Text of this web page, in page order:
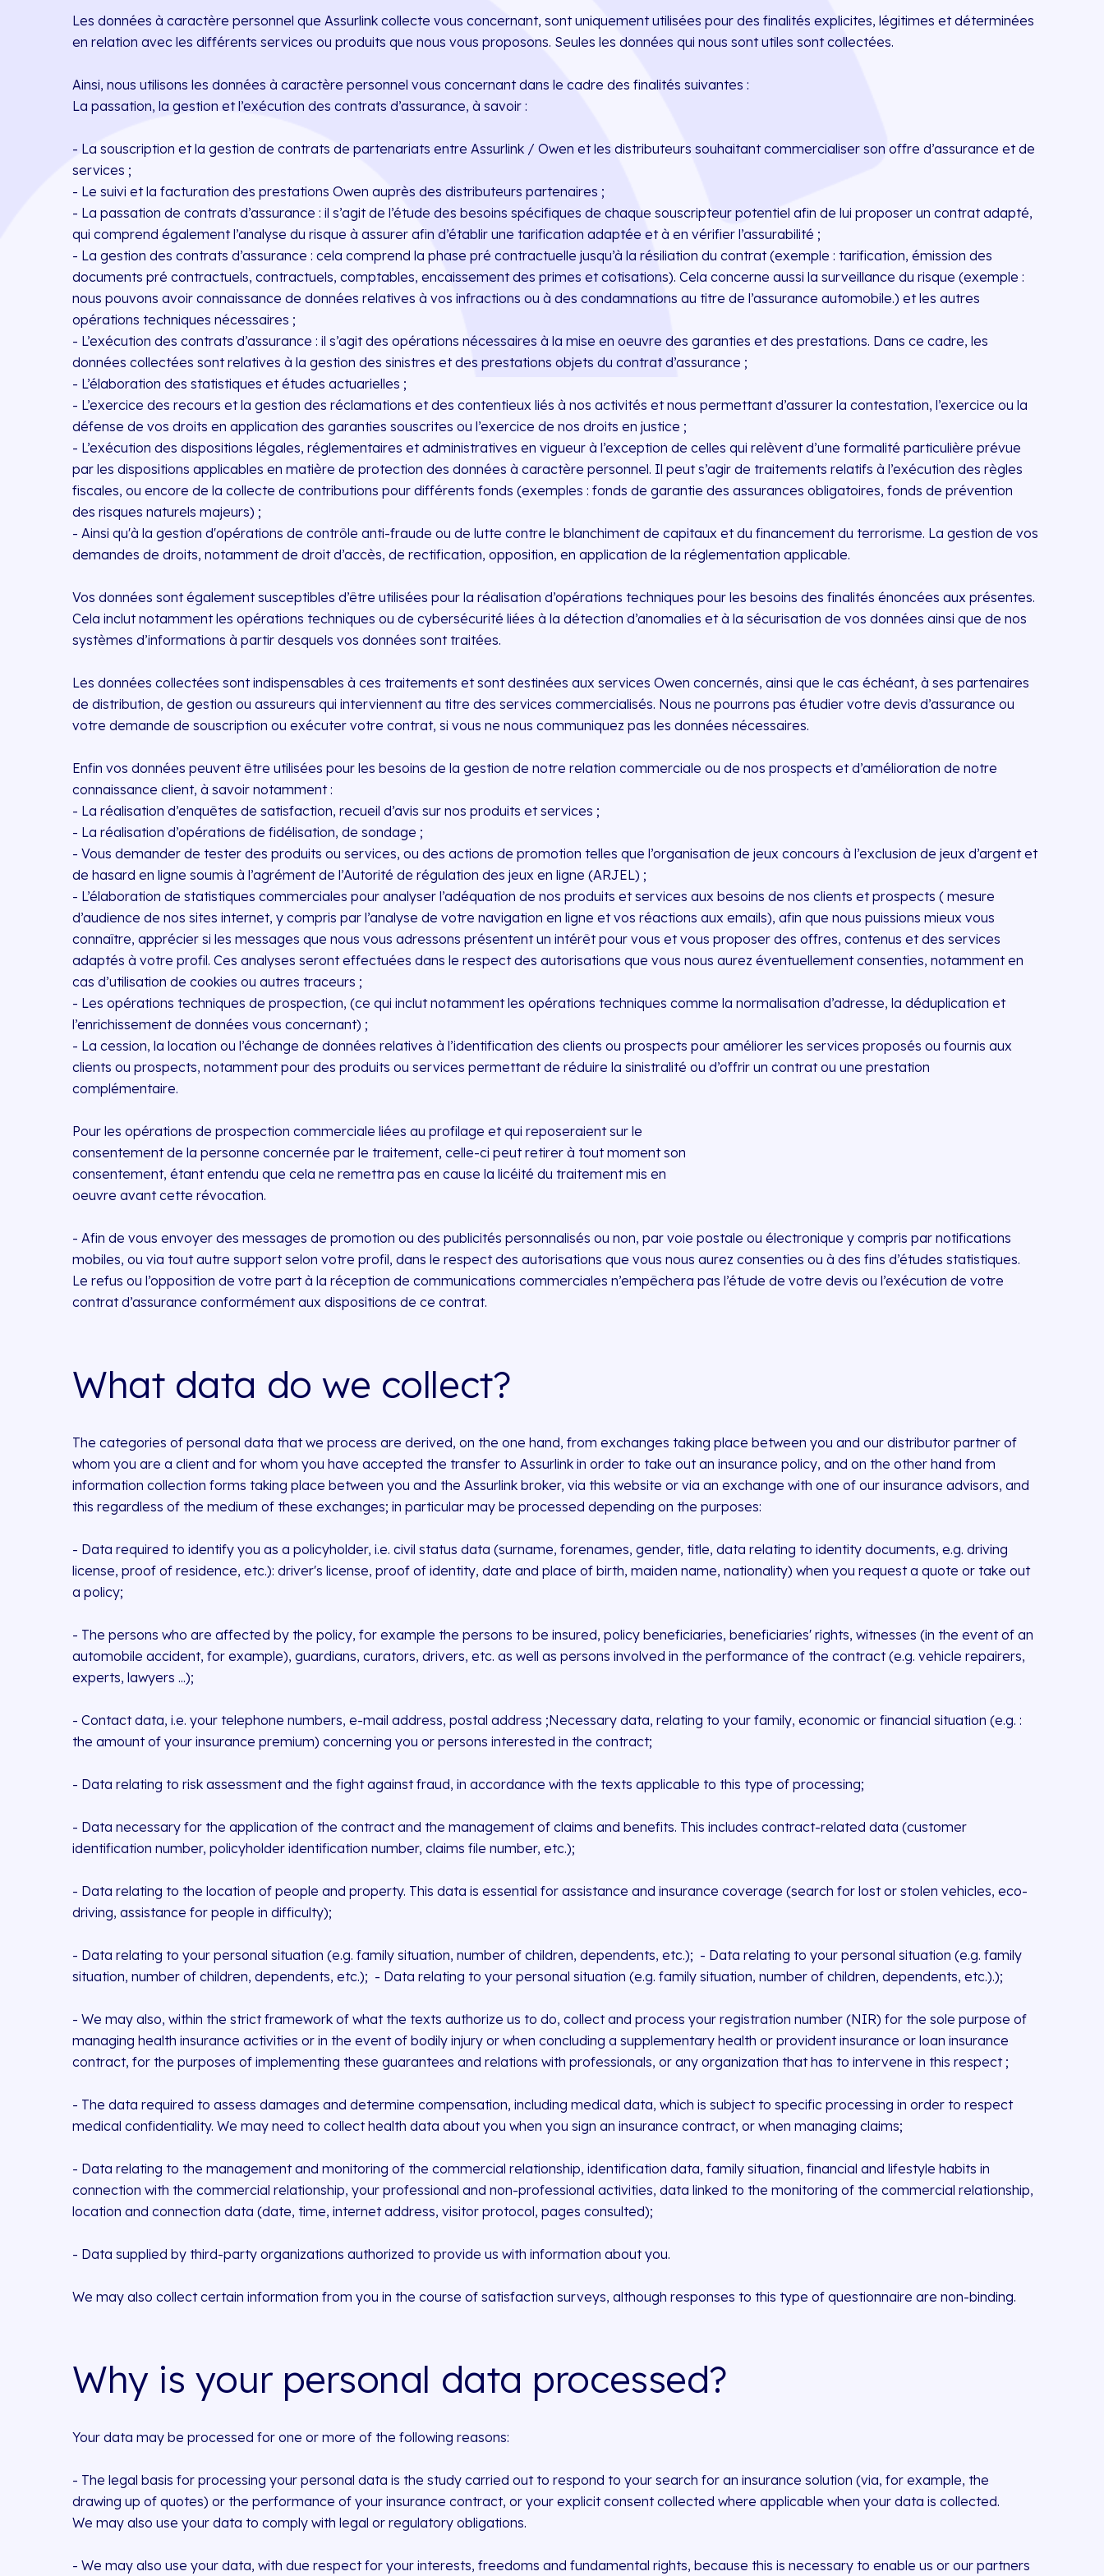
Les données à caractère personnel que Assurlink collecte vous concernant, sont uniquement utilisées pour des finalités explicites, légitimes et déterminées
en relation avec les différents services ou produits que nous vous proposons. Seules les données qui nous sont utiles sont collectées.
Ainsi, nous utilisons les données à caractère personnel vous concernant dans le cadre des finalités suivantes :
La passation, la gestion et l’exécution des contrats d’assurance, à savoir :
- La souscription et la gestion de contrats de partenariats entre Assurlink / Owen et les distributeurs souhaitant commercialiser son offre d’assurance et de
services ;
- Le suivi et la facturation des prestations Owen auprès des distributeurs partenaires ;
- La passation de contrats d’assurance : il s’agit de l’étude des besoins spécifiques de chaque souscripteur potentiel afin de lui proposer un contrat adapté,
qui comprend également l’analyse du risque à assurer afin d’établir une tarification adaptée et à en vérifier l’assurabilité ;
- La gestion des contrats d’assurance : cela comprend la phase pré contractuelle jusqu’à la résiliation du contrat (exemple : tarification, émission des
documents pré contractuels, contractuels, comptables, encaissement des primes et cotisations). Cela concerne aussi la surveillance du risque (exemple :
nous pouvons avoir connaissance de données relatives à vos infractions ou à des condamnations au titre de l’assurance automobile.) et les autres
opérations techniques nécessaires ;
- L’exécution des contrats d’assurance : il s’agit des opérations nécessaires à la mise en oeuvre des garanties et des prestations. Dans ce cadre, les
données collectées sont relatives à la gestion des sinistres et des prestations objets du contrat d’assurance ;
- L’élaboration des statistiques et études actuarielles ;
- L’exercice des recours et la gestion des réclamations et des contentieux liés à nos activités et nous permettant d’assurer la contestation, l’exercice ou la
défense de vos droits en application des garanties souscrites ou l’exercice de nos droits en justice ;
- L’exécution des dispositions légales, réglementaires et administratives en vigueur à l’exception de celles qui relèvent d’une formalité particulière prévue
par les dispositions applicables en matière de protection des données à caractère personnel. Il peut s’agir de traitements relatifs à l’exécution des règles
fiscales, ou encore de la collecte de contributions pour différents fonds (exemples : fonds de garantie des assurances obligatoires, fonds de prévention
des risques naturels majeurs) ;
- Ainsi qu'à la gestion d'opérations de contrôle anti-fraude ou de lutte contre le blanchiment de capitaux et du financement du terrorisme. La gestion de vos
demandes de droits, notamment de droit d’accès, de rectification, opposition, en application de la réglementation applicable.
Vos données sont également susceptibles d’être utilisées pour la réalisation d’opérations techniques pour les besoins des finalités énoncées aux présentes.
Cela inclut notamment les opérations techniques ou de cybersécurité liées à la détection d’anomalies et à la sécurisation de vos données ainsi que de nos
systèmes d’informations à partir desquels vos données sont traitées.
Les données collectées sont indispensables à ces traitements et sont destinées aux services Owen concernés, ainsi que le cas échéant, à ses partenaires
de distribution, de gestion ou assureurs qui interviennent au titre des services commercialisés. Nous ne pourrons pas étudier votre devis d’assurance ou
votre demande de souscription ou exécuter votre contrat, si vous ne nous communiquez pas les données nécessaires.
Enfin vos données peuvent être utilisées pour les besoins de la gestion de notre relation commerciale ou de nos prospects et d’amélioration de notre
connaissance client, à savoir notamment :
- La réalisation d’enquêtes de satisfaction, recueil d’avis sur nos produits et services ;
- La réalisation d’opérations de fidélisation, de sondage ;
- Vous demander de tester des produits ou services, ou des actions de promotion telles que l’organisation de jeux concours à l’exclusion de jeux d’argent et
de hasard en ligne soumis à l’agrément de l’Autorité de régulation des jeux en ligne (ARJEL) ;
- L’élaboration de statistiques commerciales pour analyser l’adéquation de nos produits et services aux besoins de nos clients et prospects ( mesure
d’audience de nos sites internet, y compris par l’analyse de votre navigation en ligne et vos réactions aux emails), afin que nous puissions mieux vous
connaître, apprécier si les messages que nous vous adressons présentent un intérêt pour vous et vous proposer des offres, contenus et des services
adaptés à votre profil. Ces analyses seront effectuées dans le respect des autorisations que vous nous aurez éventuellement consenties, notamment en
cas d’utilisation de cookies ou autres traceurs ;
- Les opérations techniques de prospection, (ce qui inclut notamment les opérations techniques comme la normalisation d’adresse, la déduplication et
l’enrichissement de données vous concernant) ;
- La cession, la location ou l’échange de données relatives à l’identification des clients ou prospects pour améliorer les services proposés ou fournis aux
clients ou prospects, notamment pour des produits ou services permettant de réduire la sinistralité ou d’offrir un contrat ou une prestation
complémentaire.
Pour les opérations de prospection commerciale liées au profilage et qui reposeraient sur le
consentement de la personne concernée par le traitement, celle-ci peut retirer à tout moment son
consentement, étant entendu que cela ne remettra pas en cause la licéité du traitement mis en
oeuvre avant cette révocation.
- Afin de vous envoyer des messages de promotion ou des publicités personnalisés ou non, par voie postale ou électronique y compris par notifications
mobiles, ou via tout autre support selon votre profil, dans le respect des autorisations que vous nous aurez consenties ou à des fins d’études statistiques.
Le refus ou l’opposition de votre part à la réception de communications commerciales n’empêchera pas l’étude de votre devis ou l’exécution de votre
contrat d’assurance conformément aux dispositions de ce contrat.
What data do we collect?
The categories of personal data that we process are derived, on the one hand, from exchanges taking place between you and our distributor partner of
whom you are a client and for whom you have accepted the transfer to Assurlink in order to take out an insurance policy, and on the other hand from
information collection forms taking place between you and the Assurlink broker, via this website or via an exchange with one of our insurance advisors, and
this regardless of the medium of these exchanges; in particular may be processed depending on the purposes:
- Data required to identify you as a policyholder, i.e. civil status data (surname, forenames, gender, title, data relating to identity documents, e.g. driving
license, proof of residence, etc.): driver's license, proof of identity, date and place of birth, maiden name, nationality) when you request a quote or take out
a policy;
- The persons who are affected by the policy, for example the persons to be insured, policy beneficiaries, beneficiaries' rights, witnesses (in the event of an
automobile accident, for example), guardians, curators, drivers, etc. as well as persons involved in the performance of the contract (e.g. vehicle repairers,
experts, lawyers ...);
- Contact data, i.e. your telephone numbers, e-mail address, postal address ;Necessary data, relating to your family, economic or financial situation (e.g. :
the amount of your insurance premium) concerning you or persons interested in the contract;
- Data relating to risk assessment and the fight against fraud, in accordance with the texts applicable to this type of processing;
- Data necessary for the application of the contract and the management of claims and benefits. This includes contract-related data (customer
identification number, policyholder identification number, claims file number, etc.);
- Data relating to the location of people and property. This data is essential for assistance and insurance coverage (search for lost or stolen vehicles, eco-
driving, assistance for people in difficulty);
- Data relating to your personal situation (e.g. family situation, number of children, dependents, etc.); ‍ - Data relating to your personal situation (e.g. family
situation, number of children, dependents, etc.); ‍ - Data relating to your personal situation (e.g. family situation, number of children, dependents, etc.).);
- We may also, within the strict framework of what the texts authorize us to do, collect and process your registration number (NIR) for the sole purpose of
managing health insurance activities or in the event of bodily injury or when concluding a supplementary health or provident insurance or loan insurance
contract, for the purposes of implementing these guarantees and relations with professionals, or any organization that has to intervene in this respect ;
- The data required to assess damages and determine compensation, including medical data, which is subject to specific processing in order to respect
medical confidentiality. We may need to collect health data about you when you sign an insurance contract, or when managing claims;
- Data relating to the management and monitoring of the commercial relationship, identification data, family situation, financial and lifestyle habits in
connection with the commercial relationship, your professional and non-professional activities, data linked to the monitoring of the commercial relationship,
location and connection data (date, time, internet address, visitor protocol, pages consulted);
- Data supplied by third-party organizations authorized to provide us with information about you.
We may also collect certain information from you in the course of satisfaction surveys, although responses to this type of questionnaire are non-binding.
Why is your personal data processed?
Your data may be processed for one or more of the following reasons:
- The legal basis for processing your personal data is the study carried out to respond to your search for an insurance solution (via, for example, the
drawing up of quotes) or the performance of your insurance contract, or your explicit consent collected where applicable when your data is collected.
We may also use your data to comply with legal or regulatory obligations.
- We may also use your data, with due respect for your interests, freedoms and fundamental rights, because this is necessary to enable us or our partners